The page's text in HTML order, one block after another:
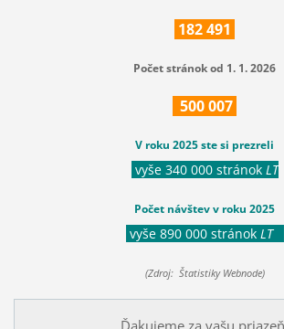
182491
Počet stránok od 1. 1. 2026
500007
V roku 2025 ste si prezreli
vyše 340 000 stránok LT
Počet návštev v roku 2025
vyše 890 000 stránok LT
(Zdroj: Štatistiky Webnode)
Ďakujeme za vašu